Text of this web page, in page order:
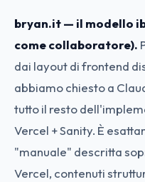
bryan.it — il modello
come collaboratore).
dai layout di frontend
abbiamo chiesto a
tutto il resto
Vercel + Sanity. È
"manuale" descritta
Vercel, contenuti